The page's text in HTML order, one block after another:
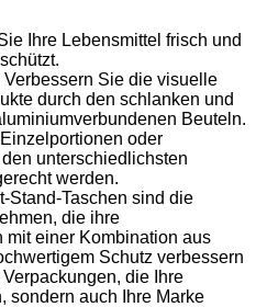
Ihre Lebensmittel frisch und
Sie die visuelle
durch den schlanken und
Beuteln.
oder
unterschiedlichsten
werden.
Stand-Taschen sind die
die ihre
mit einer Kombination aus
Schutz verbessern
die Ihre
sondern auch Ihre Marke